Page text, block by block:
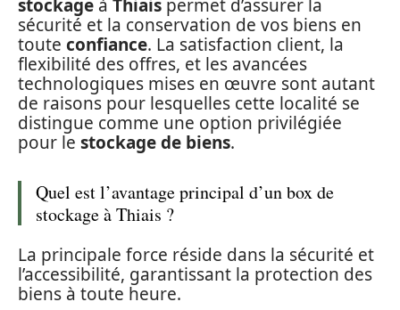
stockage à Thiais permet d’assurer la
sécurité et la conservation de vos biens en
toute confiance. La satisfaction client, la
flexibilité des offres, et les avancées
technologiques mises en œuvre sont autant
de raisons pour lesquelles cette localité se
distingue comme une option privilégiée
pour le stockage de biens.
Quel est l’avantage principal d’un box de
stockage à Thiais ?
La principale force réside dans la sécurité et
l’accessibilité, garantissant la protection des
biens à toute heure.